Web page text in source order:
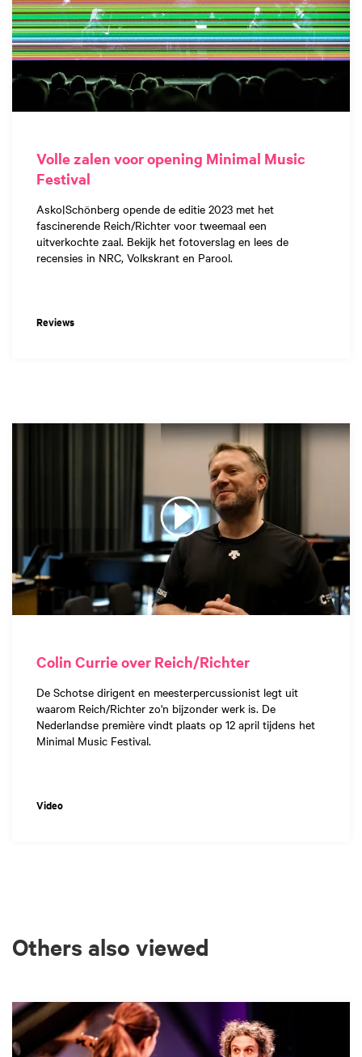
Volle zalen voor opening Minimal Music
Festival
Asko|Schönberg opende de editie 2023 met het
fascinerende Reich/Richter voor tweemaal een
uitverkochte zaal. Bekijk het fotoverslag en lees de
recensies in NRC, Volkskrant en Parool.
Reviews
Colin Currie over Reich/Richter
De Schotse dirigent en meesterpercussionist legt uit
waarom Reich/Richter zo'n bijzonder werk is. De
Nederlandse première vindt plaats op 12 april tijdens het
Minimal Music Festival.
Video
Others also viewed